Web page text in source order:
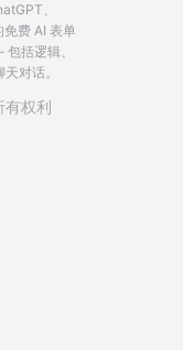
、
费 AI 表单
括逻辑、
对话。
权利